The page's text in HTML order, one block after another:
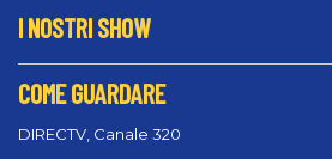
I NOSTRI SHOW
COME GUARDARE
DIRECTV, Canale 320